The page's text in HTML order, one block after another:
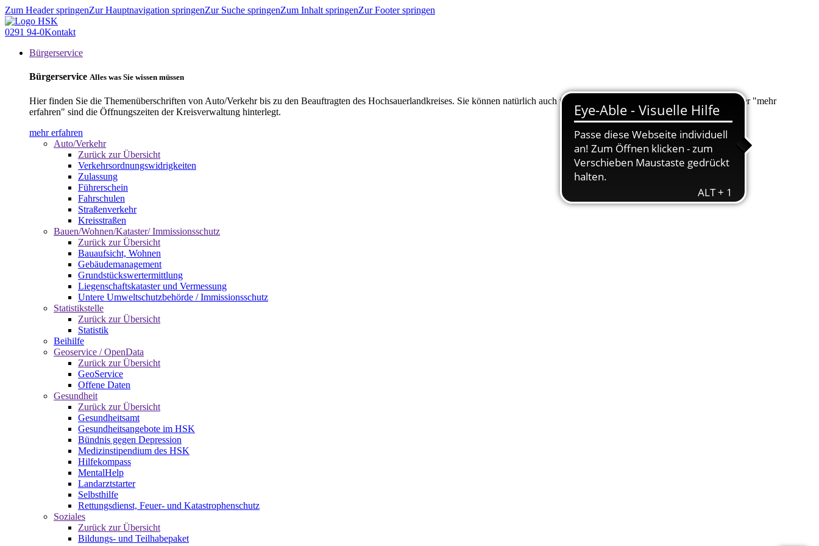
Zum Header springenZur Hauptnavigation springenZur Suche springenZum Inhalt springenZur Footer springen
0291 94-0Kontakt
Bürgerservice
Bürgerservice Alles was Sie wissen müssen
Hier finden Sie die Themenüberschriften von Auto/Verkehr bis zu den Beauftragten des Hochsauerlandkreises. Sie können natürlich auch über "Suche" nach Ihrem Anliegen suchen. Unter "mehr
erfahren" sind die Öffnungszeiten der Kreisverwaltung hinterlegt.
mehr erfahren
Auto/Verkehr
Zurück zur Übersicht
Verkehrsordnungswidrigkeiten
Zulassung
Führerschein
Fahrschulen
Straßenverkehr
Kreisstraßen
Bauen/Wohnen/Kataster/ Immissionsschutz
Zurück zur Übersicht
Bauaufsicht, Wohnen
Gebäudemanagement
Grundstückswertermittlung
Liegenschaftskataster und Vermessung
Untere Umweltschutzbehörde / Immissionsschutz
Statistikstelle
Zurück zur Übersicht
Statistik
Beihilfe
Geoservice / OpenData
Zurück zur Übersicht
GeoService
Offene Daten
Gesundheit
Zurück zur Übersicht
Gesundheitsamt
Gesundheitsangebote im HSK
Bündnis gegen Depression
Medizinstipendium des HSK
Hilfekompass
MentalHelp
Landarztstarter
Selbsthilfe
Rettungsdienst, Feuer- und Katastrophenschutz
Soziales
Zurück zur Übersicht
Bildungs- und Teilhabepaket